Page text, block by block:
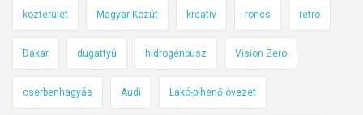
közterület Magyar Közút kreatív roncs retro
Dakar dugattyú hidrogénbusz Vision Zero
cserbenhagyás Audi Lakó-pihenő övezet